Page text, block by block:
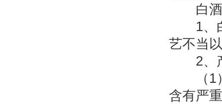
白酒
1、白
艺不当
2、产
（1）
含有严